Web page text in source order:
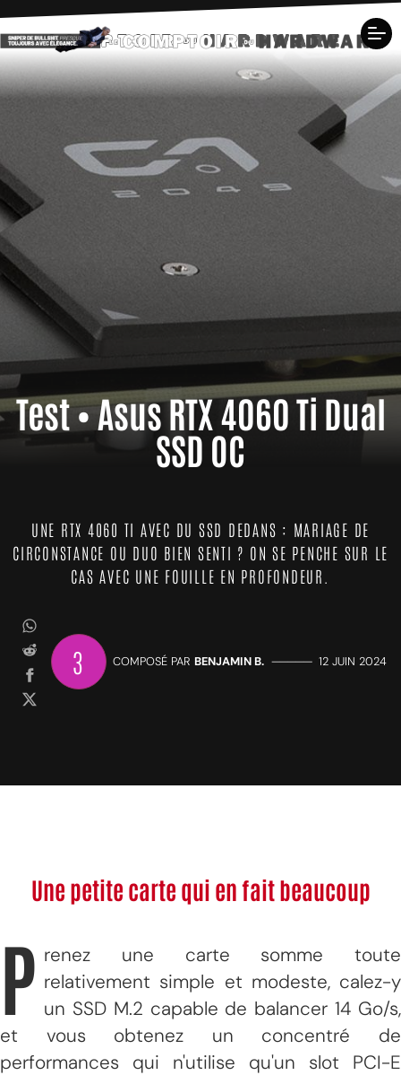
Test • Asus RTX 4060 Ti Dual
SSD OC
UNE RTX 4060 TI AVEC DU SSD DEDANS : MARIAGE DE
CIRCONSTANCE OU DUO BIEN SENTI ? ON SE PENCHE SUR LE
CAS AVEC UNE FOUILLE EN PROFONDEUR.
3 COMPOSÉ PAR BENJAMIN B. ————— 12 JUIN 2024
Une petite carte qui en fait beaucoup
P renez une carte somme toute
relativement simple et modeste, calez-y
un SSD M.2 capable de balancer 14 Go/s,
et vous obtenez un concentré de
performances qui n'utilise qu'un slot PCI-E